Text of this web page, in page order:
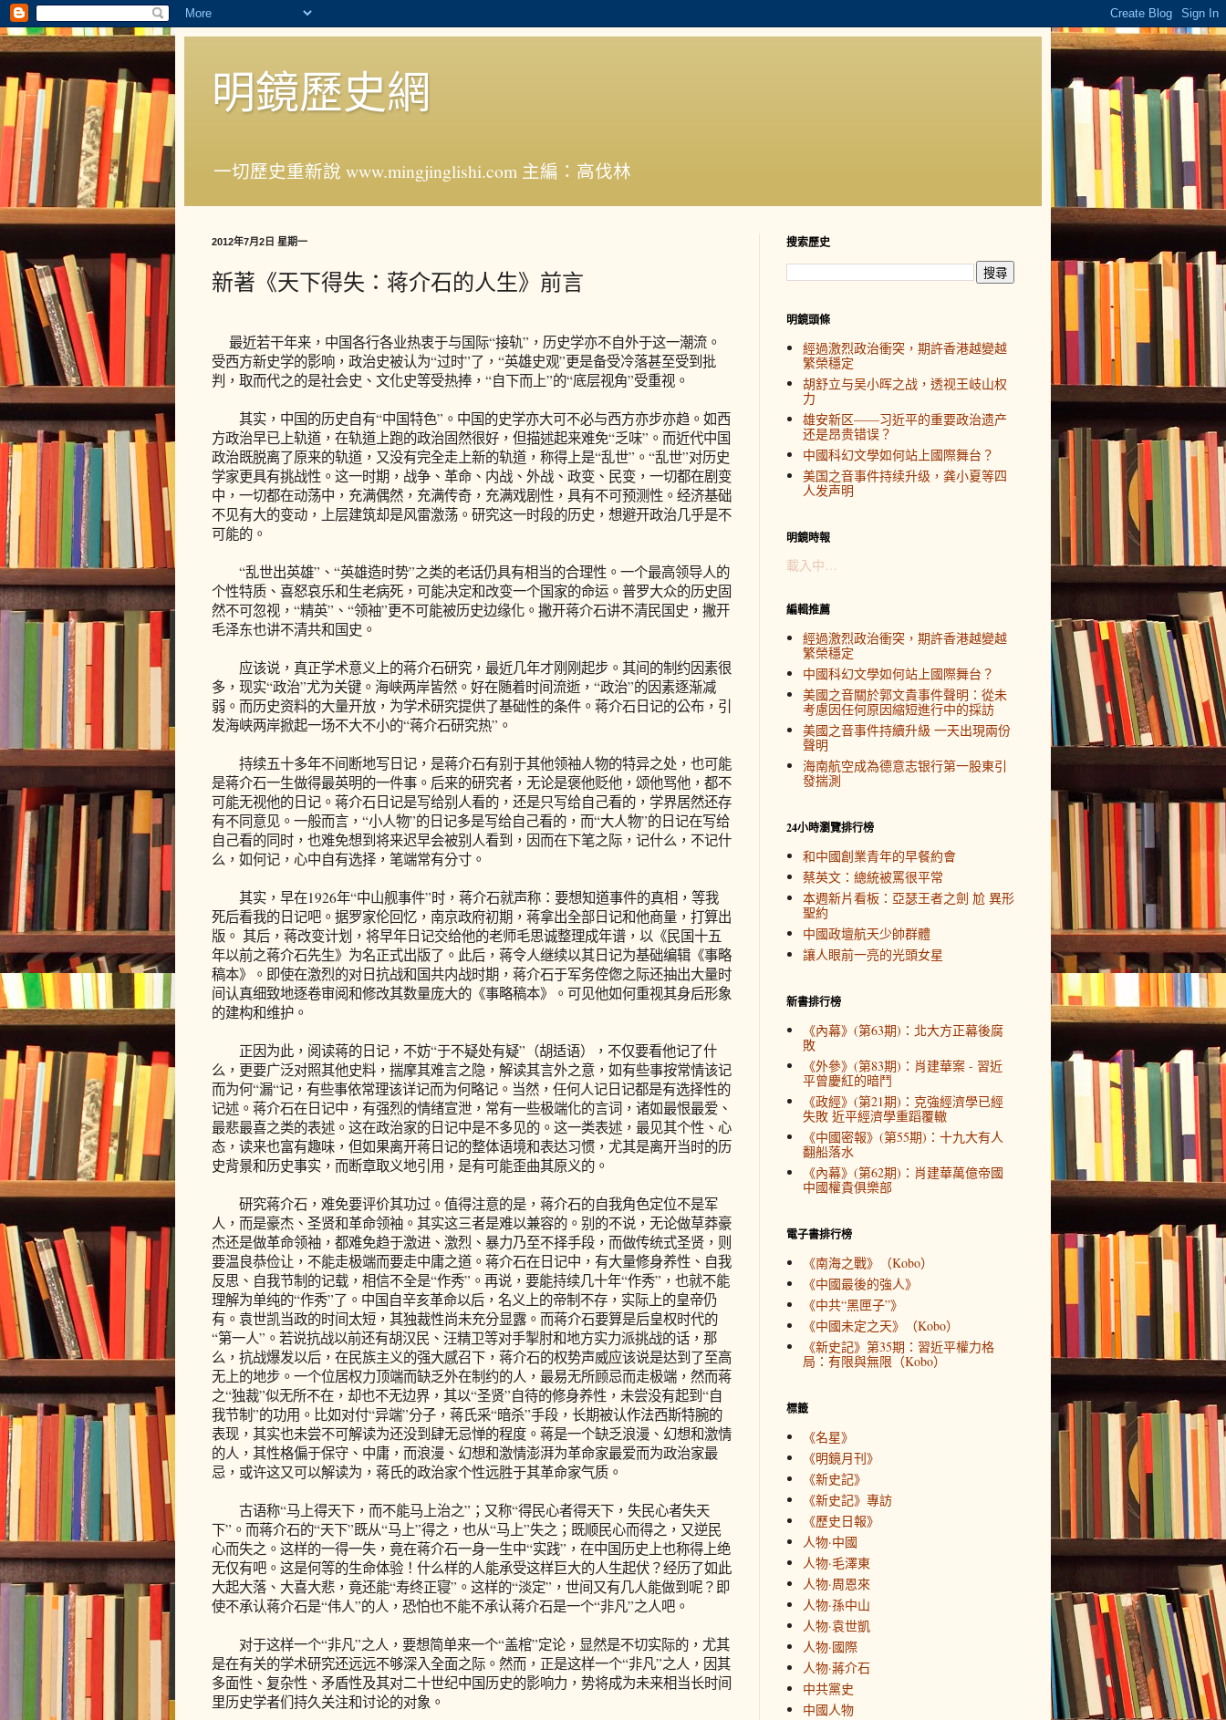
明鏡歷史網
一切歷史重新說 www.mingjinglishi.com 主編：高伐林
2012年7月2日 星期一
新著《天下得失：蒋介石的人生》前言
最近若干年来，中国各行各业热衷于与国际“接轨”，历史学亦不自外于这一潮流。
受西方新史学的影响，政治史被认为“过时”了，“英雄史观”更是备受冷落甚至受到批
判，取而代之的是社会史、文化史等受热捧，“自下而上”的“底层视角”受重视。
其实，中国的历史自有“中国特色”。中国的史学亦大可不必与西方亦步亦趋。如西
方政治早已上轨道，在轨道上跑的政治固然很好，但描述起来难免“乏味”。而近代中国
政治既脱离了原来的轨道，又没有完全走上新的轨道，称得上是“乱世”。“乱世”对历史
学家更具有挑战性。这一时期，战争、革命、内战、外战、政变、民变，一切都在剧变
中，一切都在动荡中，充满偶然，充满传奇，充满戏剧性，具有不可预测性。经济基础
不见有大的变动，上层建筑却是风雷激荡。研究这一时段的历史，想避开政治几乎是不
可能的。
“乱世出英雄”、“英雄造时势”之类的老话仍具有相当的合理性。一个最高领导人的
个性特质、喜怒哀乐和生老病死，可能决定和改变一个国家的命运。普罗大众的历史固
然不可忽视，“精英”、“领袖”更不可能被历史边缘化。撇开蒋介石讲不清民国史，撇开
毛泽东也讲不清共和国史。
应该说，真正学术意义上的蒋介石研究，最近几年才刚刚起步。其间的制约因素很
多，现实“政治”尤为关键。海峡两岸皆然。好在随着时间流逝，“政治”的因素逐渐减
弱。而历史资料的大量开放，为学术研究提供了基础性的条件。蒋介石日记的公布，引
发海峡两岸掀起一场不大不小的“蒋介石研究热”。
持续五十多年不间断地写日记，是蒋介石有别于其他领袖人物的特异之处，也可能
是蒋介石一生做得最英明的一件事。后来的研究者，无论是褒他贬他，颂他骂他，都不
可能无视他的日记。蒋介石日记是写给别人看的，还是只写给自己看的，学界居然还存
有不同意见。一般而言，“小人物”的日记多是写给自己看的，而“大人物”的日记在写给
自己看的同时，也难免想到将来迟早会被别人看到，因而在下笔之际，记什么，不记什
么，如何记，心中自有选择，笔端常有分寸。
其实，早在1926年“中山舰事件”时，蒋介石就声称：要想知道事件的真相，等我
死后看我的日记吧。据罗家伦回忆，南京政府初期，蒋拿出全部日记和他商量，打算出
版。 其后，蒋改变计划，将早年日记交给他的老师毛思诚整理成年谱，以《民国十五
年以前之蒋介石先生》为名正式出版了。此后，蒋令人继续以其日记为基础编辑《事略
稿本》。即使在激烈的对日抗战和国共内战时期，蒋介石于军务倥偬之际还抽出大量时
间认真细致地逐卷审阅和修改其数量庞大的《事略稿本》。可见他如何重视其身后形象
的建构和维护。
正因为此，阅读蒋的日记，不妨“于不疑处有疑”（胡适语），不仅要看他记了什
么，更要广泛对照其他史料，揣摩其难言之隐，解读其言外之意，如有些事按常情该记
而为何“漏“记，有些事依常理该详记而为何略记。当然，任何人记日记都是有选择性的
记述。蒋介石在日记中，有强烈的情绪宣泄，常有一些极端化的言词，诸如最恨最爱、
最悲最喜之类的表述。这在政治家的日记中是不多见的。这一类表述，最见其个性、心
态，读来也富有趣味，但如果离开蒋日记的整体语境和表达习惯，尤其是离开当时的历
史背景和历史事实，而断章取义地引用，是有可能歪曲其原义的。
研究蒋介石，难免要评价其功过。值得注意的是，蒋介石的自我角色定位不是军
人，而是豪杰、圣贤和革命领袖。其实这三者是难以兼容的。别的不说，无论做草莽豪
杰还是做革命领袖，都难免趋于激进、激烈、暴力乃至不择手段，而做传统式圣贤，则
要温良恭俭让，不能走极端而要走中庸之道。蒋介石在日记中，有大量修身养性、自我
反思、自我节制的记载，相信不全是“作秀”。再说，要能持续几十年“作秀”，也就不能
理解为单纯的“作秀”了。中国自辛亥革命以后，名义上的帝制不存，实际上的皇帝仍
有。袁世凯当政的时间太短，其独裁性尚未充分显露。而蒋介石要算是后皇权时代的
“第一人”。若说抗战以前还有胡汉民、汪精卫等对手掣肘和地方实力派挑战的话，那
么，抗战爆发以后，在民族主义的强大感召下，蒋介石的权势声威应该说是达到了至高
无上的地步。一个位居权力顶端而缺乏外在制约的人，最易无所顾忌而走极端，然而蒋
之“独裁”似无所不在，却也不无边界，其以“圣贤”自待的修身养性，未尝没有起到“自
我节制”的功用。比如对付“异端”分子，蒋氏采“暗杀”手段，长期被认作法西斯特腕的
表现，其实也未尝不可解读为还没到肆无忌惮的程度。蒋是一个缺乏浪漫、幻想和激情
的人，其性格偏于保守、中庸，而浪漫、幻想和激情澎湃为革命家最爱而为政治家最
忌，或许这又可以解读为，蒋氏的政治家个性远胜于其革命家气质。
古语称“马上得天下，而不能马上治之”；又称“得民心者得天下，失民心者失天
下”。而蒋介石的“天下”既从“马上”得之，也从“马上”失之；既顺民心而得之，又逆民
心而失之。这样的一得一失，竟在蒋介石一身一生中“实践”，在中国历史上也称得上绝
无仅有吧。这是何等的生命体验！什么样的人能承受这样巨大的人生起伏？经历了如此
大起大落、大喜大悲，竟还能“寿终正寝”。这样的“淡定”，世间又有几人能做到呢？即
使不承认蒋介石是“伟人”的人，恐怕也不能不承认蒋介石是一个“非凡”之人吧。
对于这样一个“非凡”之人，要想简单来一个“盖棺”定论，显然是不切实际的，尤其
是在有关的学术研究还远远不够深入全面之际。然而，正是这样一个“非凡”之人，因其
多面性、复杂性、矛盾性及其对二十世纪中国历史的影响力，势将成为未来相当长时间
里历史学者们持久关注和讨论的对象。
搜索歷史
明鏡頭條
經過激烈政治衝突，期許香港越變越
繁榮穩定
胡舒立与吴小晖之战，透视王岐山权
力
雄安新区——习近平的重要政治遗产
还是昂贵错误？
中國科幻文學如何站上國際舞台？
美国之音事件持续升级，龚小夏等四
人发声明
明鏡時報
載入中…
編輯推薦
經過激烈政治衝突，期許香港越變越
繁榮穩定
中國科幻文學如何站上國際舞台？
美國之音關於郭文貴事件聲明：從未
考慮因任何原因縮短進行中的採訪
美國之音事件持續升級 一天出現兩份
聲明
海南航空成為德意志银行第一股東引
發揣測
24小時瀏覽排行榜
和中國創業青年的早餐約會
蔡英文：總統被罵很平常
本週新片看板：亞瑟王者之劍 尬 異形
聖約
中國政壇航天少帥群體
讓人眼前一亮的光頭女星
新書排行榜
《內幕》(第63期)：北大方正幕後腐
敗
《外參》(第83期)：肖建華案 - 習近
平曾慶紅的暗鬥
《政經》(第21期)：克強經濟學已經
失敗 近平經濟學重蹈覆轍
《中國密報》(第55期)：十九大有人
翻船落水
《內幕》(第62期)：肖建華萬億帝國
中國權貴俱樂部
電子書排行榜
《南海之戰》（Kobo）
《中國最後的強人》
《中共“黑匣子”》
《中國未定之天》（Kobo）
《新史記》第35期：習近平權力格
局：有限與無限（Kobo）
標籤
《名星》
《明鏡月刊》
《新史記》
《新史記》專訪
《歷史日報》
人物·中國
人物·毛澤東
人物·周恩來
人物·孫中山
人物·袁世凱
人物·國際
人物·蔣介石
中共黨史
中國人物